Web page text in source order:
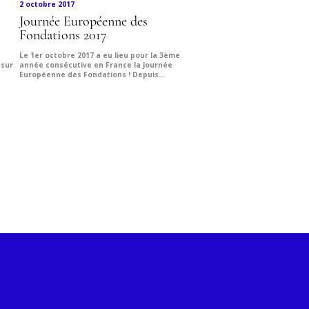
2 octobre 2017
Journée Européenne des
Fondations 2017
Le 1er octobre 2017 a eu lieu pour la 3ème
année consécutive en France la Journée
Européenne des Fondations ! Depuis...